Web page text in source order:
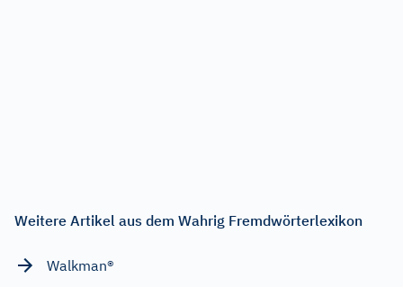
Weitere Artikel aus dem Wahrig Fremdwörterlexikon
Walkman®